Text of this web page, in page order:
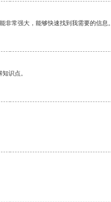
常强大，能够快速找到我需要的信息。
识点。